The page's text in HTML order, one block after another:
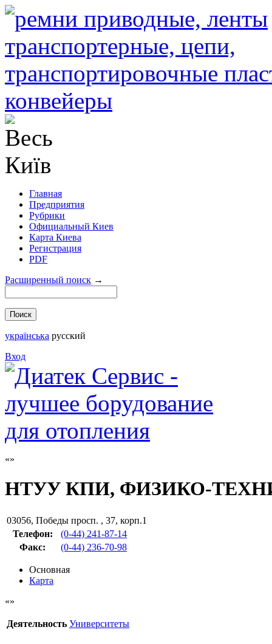
Главная
Предприятия
Рубрики
Официальный Киев
Карта Киева
Регистрация
PDF
Расширенный поиск →
українська русский
Вход
НТУУ КПИ, ФИЗИКО-
03056, Победы просп. , 37, корп.1
Телефон:
(0-44) 241-87-14
Факс: (0-44) 236-70-98
Основная
Карта
Деятельность Университеты